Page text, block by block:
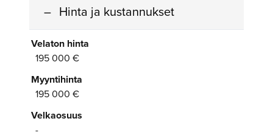
Hinta ja kustannukset
Velaton hinta
195 000 €
Myyntihinta
195 000 €
Velkaosuus
-